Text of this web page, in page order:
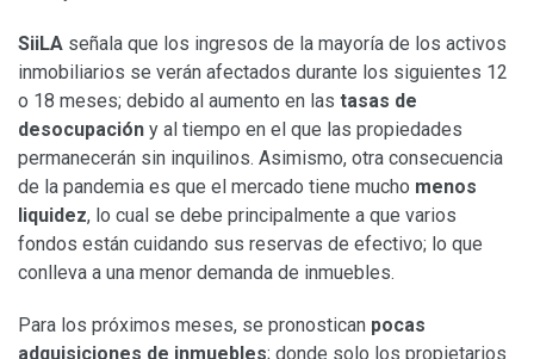
SiiLA señala que los ingresos de la mayoría de los activos
inmobiliarios se verán afectados durante los siguientes 12
o 18 meses; debido al aumento en las tasas de
desocupación y al tiempo en el que las propiedades
permanecerán sin inquilinos. Asimismo, otra consecuencia
de la pandemia es que el mercado tiene mucho menos
liquidez, lo cual se debe principalmente a que varios
fondos están cuidando sus reservas de efectivo; lo que
conlleva a una menor demanda de inmuebles.
Para los próximos meses, se pronostican pocas
adquisiciones de inmuebles; donde solo los propietarios